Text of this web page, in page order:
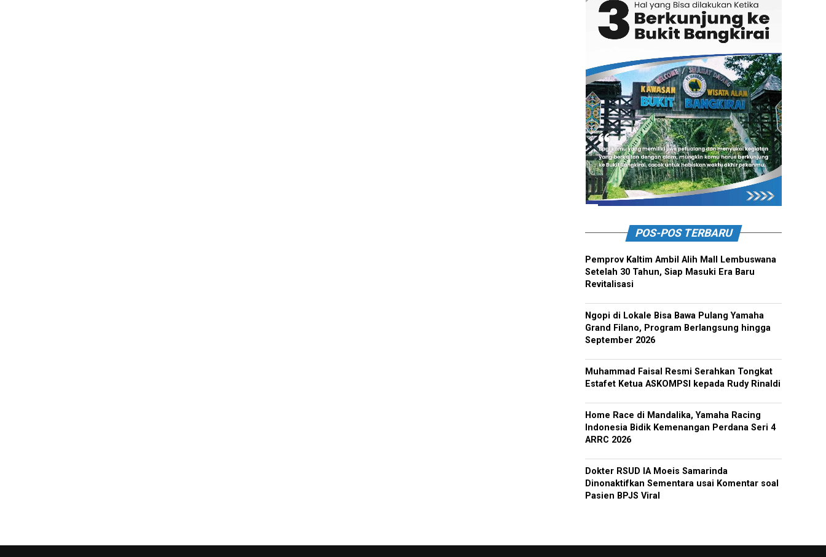
POS-POS TERBARU
Pemprov Kaltim Ambil Alih Mall Lembuswana
Setelah 30 Tahun, Siap Masuki Era Baru
Revitalisasi
Ngopi di Lokale Bisa Bawa Pulang Yamaha
Grand Filano, Program Berlangsung hingga
September 2026
Muhammad Faisal Resmi Serahkan Tongkat
Estafet Ketua ASKOMPSI kepada Rudy Rinaldi
Home Race di Mandalika, Yamaha Racing
Indonesia Bidik Kemenangan Perdana Seri 4
ARRC 2026
Dokter RSUD IA Moeis Samarinda
Dinonaktifkan Sementara usai Komentar soal
Pasien BPJS Viral